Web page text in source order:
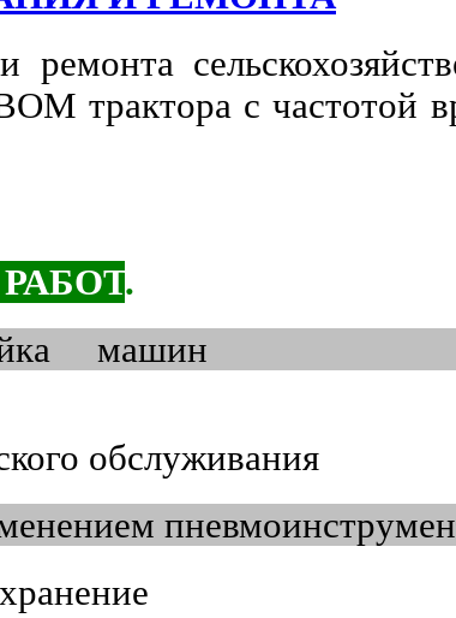
ремонта
трактора с частотой
.
и
обслуживания